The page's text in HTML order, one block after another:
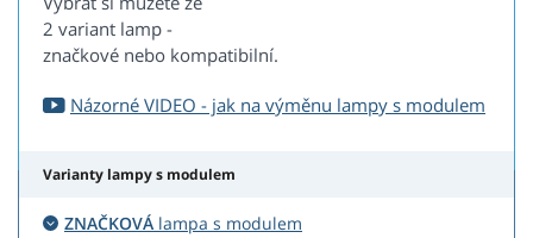
2 variant lamp -
značkové nebo kompatibilní.
Názorné VIDEO - jak na výměnu lampy s modulem
Varianty lampy s modulem
ZNAČKOVÁ lampa s modulem